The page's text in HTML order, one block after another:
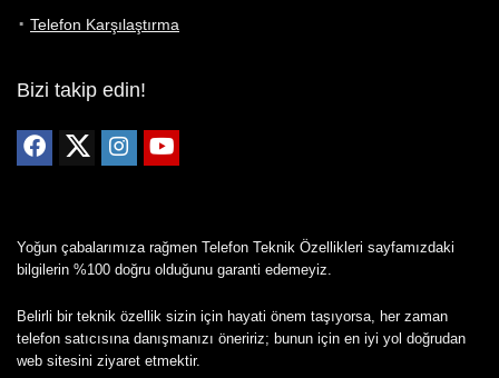
Telefon Karşılaştırma
Bizi takip edin!
Yoğun çabalarımıza rağmen Telefon Teknik Özellikleri sayfamızdaki
bilgilerin %100 doğru olduğunu garanti edemeyiz.
Belirli bir teknik özellik sizin için hayati önem taşıyorsa, her zaman
telefon satıcısına danışmanızı öneririz; bunun için en iyi yol doğrudan
web sitesini ziyaret etmektir.